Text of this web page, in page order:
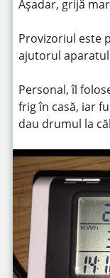
Așadar, grijă
Provizoriul este
ajutorul
Personal, îl
frig în casă, iar
dau drumul la